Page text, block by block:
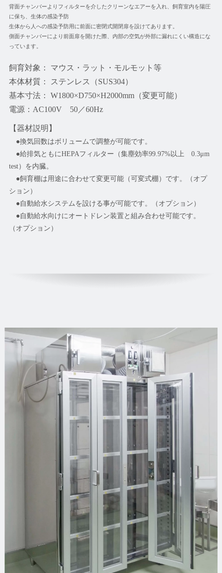
背面チャンバーよりフィルターを介したクリーンなエアーを入れ、飼育室内を陽圧
に保ち、生体の感染予防
生体から人への感染予防用に前面に密閉式開閉扉を設けてあります。
側面チャンバーにより前面扉を開けた際、内部の空気が外部に漏れにくい構造にな
っています。
飼育対象： マウス・ラット・モルモット等
本体材質： ステンレス（SUS304）
基本寸法： W1800×D750×H2000mm（変更可能）
電源：AC100V 50／60Hz
【器材説明】
●換気回数はボリュームで調整が可能です。
●給排気ともにHEPAフィルター（集塵効率99.97%以上 0.3μm
test）を内臓。
●飼育棚は用途に合わせて変更可能（可変式棚）です。（オプ
ション）
●自動給水システムを設ける事が可能です。（オプション）
●自動給水向けにオートドレン装置と組み合わせ可能です。
（オプション）